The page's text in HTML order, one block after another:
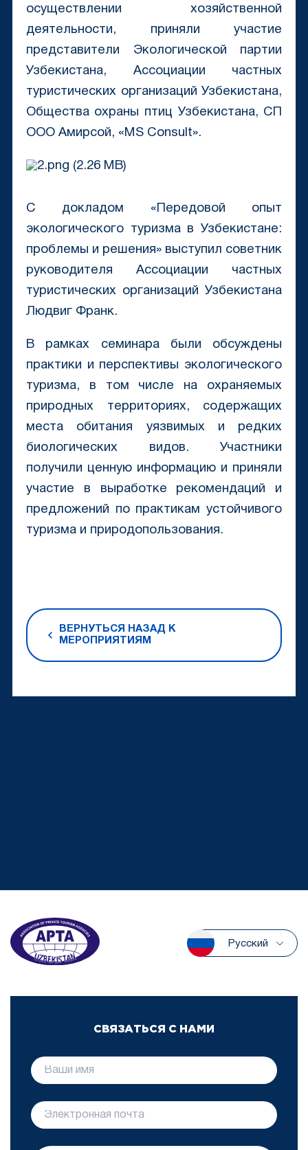
осуществлении хозяйственной
деятельности, приняли участие
представители Экологической партии
Узбекистана, Ассоциации частных
туристических организаций Узбекистана,
Общества охраны птиц Узбекистана, СП
ООО Амирсой, «MS Consult».
С докладом «Передовой опыт
экологического туризма в Узбекистане:
проблемы и решения» выступил советник
руководителя Ассоциации частных
туристических организаций Узбекистана
Людвиг Франк.
В рамках семинара были обсуждены
практики и перспективы экологического
туризма, в том числе на охраняемых
природных территориях, содержащих
места обитания уязвимых и редких
биологических видов. Участники
получили ценную информацию и приняли
участие в выработке рекомендаций и
предложений по практикам устойчивого
туризма и природопользования.
ВЕРНУТЬСЯ НАЗАД К
МЕРОПРИЯТИЯМ
Русский
СВЯЗАТЬСЯ С НАМИ